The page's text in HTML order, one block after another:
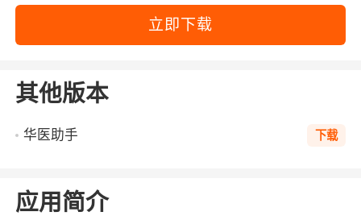
立即下载
其他版本
华医助手 下载
应用简介